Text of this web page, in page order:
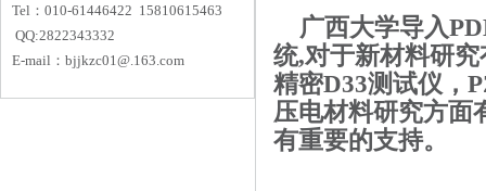
Tel：010-61446422 15810615463
QQ:2822343332
E-mail： bjjkzc01@.163.com
广西大学导入
统,对于新材料研
精密D33测试仪，
压电材料研究方面
有重要的支持。